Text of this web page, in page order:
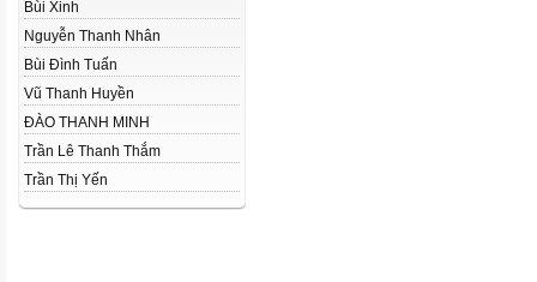
Bùi Xinh
Nguyễn Thanh Nhân
Bùi Đình Tuấn
Vũ Thanh Huyền
ĐÀO THANH MINH
Trần Lê Thanh Thắm
Trần Thị Yến